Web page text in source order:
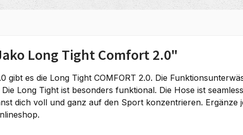
Long Tight Comfort 2.0"
gibt es die Long Tight COMFORT 2.0. Die
Long Tight ist besonders funktional. Die Hose ist
dich voll und ganz auf den Sport konzentrieren. Ergänze